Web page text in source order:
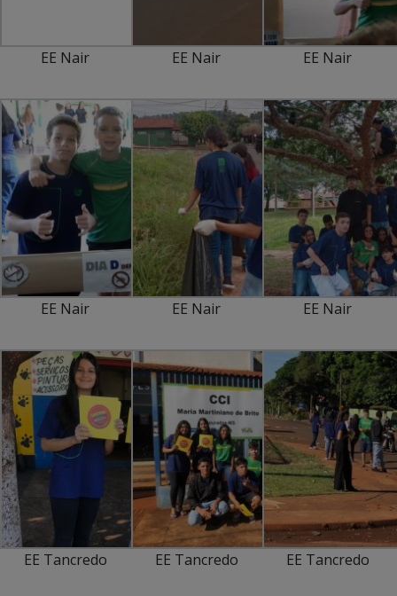
EE Nair EE Nair EE Nair
EE Nair EE Nair EE Nair
EE Tancredo EE Tancredo EE Tancredo